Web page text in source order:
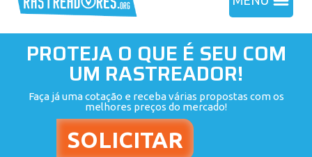
PROTEJA O QUE É SEU COM
UM RASTREADOR!
Faça já uma cotação e receba várias propostas com os
melhores preços do mercado!